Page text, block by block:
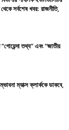
সর্বশেষ খবর: রাজনীতি,
তথ্য” এবং “জাতীয়
ম্যাক্স ক্লার্ককে ডাকবে,